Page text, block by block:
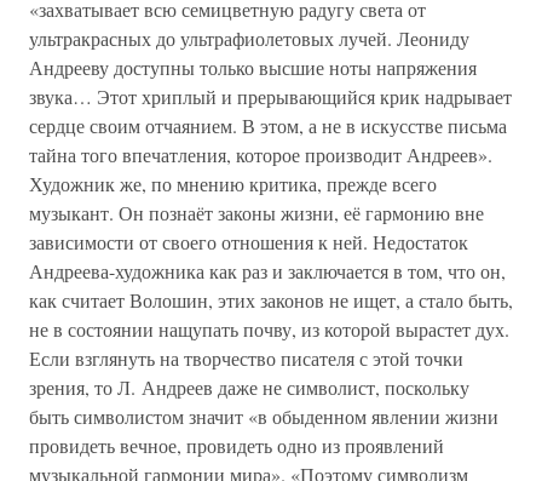
«захватывает всю семицветную радугу света от
ультракрасных до ультрафиолетовых лучей. Леониду
Андрееву доступны только высшие ноты напряжения
звука… Этот хриплый и прерывающийся крик надрывает
сердце своим отчаянием. В этом, а не в искусстве письма
тайна того впечатления, которое производит Андреев».
Художник же, по мнению критика, прежде всего
музыкант. Он познаёт законы жизни, её гармонию вне
зависимости от своего отношения к ней. Недостаток
Андреева-художника как раз и заключается в том, что он,
как считает Волошин, этих законов не ищет, а стало быть,
не в состоянии нащупать почву, из которой вырастет дух.
Если взглянуть на творчество писателя с этой точки
зрения, то Л. Андреев даже не символист, поскольку
быть символистом значит «в обыденном явлении жизни
провидеть вечное, провидеть одно из проявлений
музыкальной гармонии мира». «Поэтому символизм